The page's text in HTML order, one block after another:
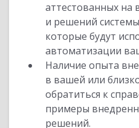
аттестованных на
и решений
которые будут
автоматизации
Наличие опыта
в вашей или
обратиться к
примеры
решений.